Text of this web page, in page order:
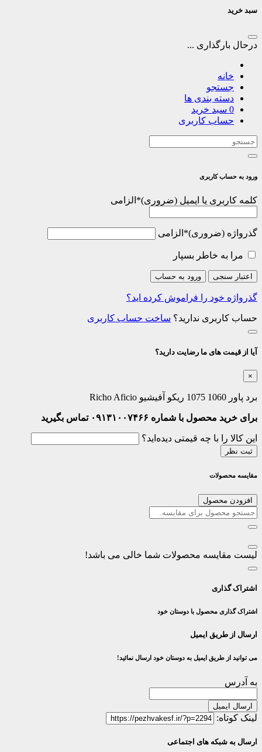
سبد خرید
درحال بارگذاری ...
خانه
جستجو
دسته بندی ها
0 سبد خرید
حساب کاربری
ورود به حساب کاربری
کلمه کاربری یا ایمیل * الزامی
گذرواژه * الزامی
مرا به خاطر بسپار
اعتبار سنجی ورود به حساب
گذرواژه خود را فراموش کرده اید؟
حساب کاربری ندارید؟ ساخت حساب کاربری
آیا از قیمت های ما رضایت دارید؟
×
برد پاور 1060 1075 ریکو آفیشیو Richo Aficio
برای خرید محصول با شماره ۰۹۱۳۱۰۰۷۴۶۶ تماس بگیرید
این کالا را با چه قیمتی دیده‌اید؟
ثبت نظر
مقایسه محصولات
افزودن محصول
لیست مقایسه محصولات شما خالی می باشد!
اشتراک گذاری
اشتراک گذاری محصول با دوستان خود
ارسال از طریق ایمیل
می توانید از طریق ایمیل به دوستان خود ارسال نمائید!
به آدرس
ارسال ایمیل
لینک کوتاه:
ارسال به شبکه های اجتماعی